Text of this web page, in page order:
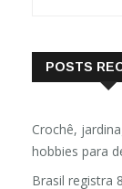
POSTS
Crochê,
hobbies para
Brasil registra